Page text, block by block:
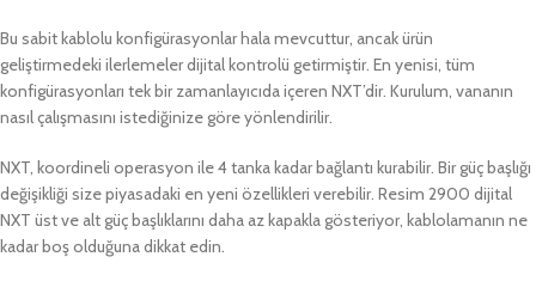
Bu sabit kablolu konfigürasyonlar hala mevcuttur, ancak ürün
geliştirmedeki ilerlemeler dijital kontrolü getirmiştir. En yenisi, tüm
konfigürasyonları tek bir zamanlayıcıda içeren NXT’dir. Kurulum, vananın
nasıl çalışmasını istediğinize göre yönlendirilir.
NXT, koordineli operasyon ile 4 tanka kadar bağlantı kurabilir. Bir güç başlığı
değişikliği size piyasadaki en yeni özellikleri verebilir. Resim 2900 dijital
NXT üst ve alt güç başlıklarını daha az kapakla gösteriyor, kablolamanın ne
kadar boş olduğuna dikkat edin.